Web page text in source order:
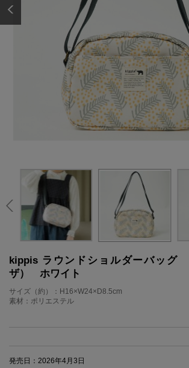
kippis ラウンドショルダーバッグ
ザ） ホワイト
サイズ（約）：H16×W24×D8.5cm
素材：ポリエステル
発売日：2026年4月3日